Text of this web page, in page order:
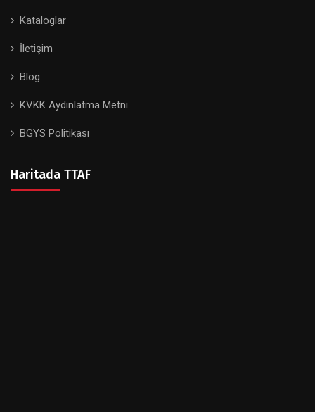
Kataloglar
İletişim
Blog
KVKK Aydınlatma Metni
BGYS Politikası
Haritada TTAF